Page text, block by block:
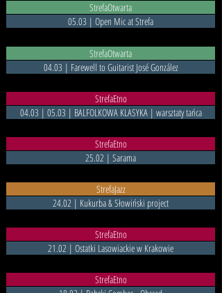
StrefaOtwarta
05.03 | Open Mic at Strefa
StrefaOtwarta
04.03 | Farewell to Guitarist José González
StrefaEtno
04.03 | 05.03 | BALFOLKOWA KLASYKA | warsztaty tańca
StrefaEtno
25.02 | Sarama
StrefaJazz
24.02 | Kukurba & Słowiński project
StrefaEtno
21.02 | Ostatki Lasowiackie w Krakowie
StrefaEtno